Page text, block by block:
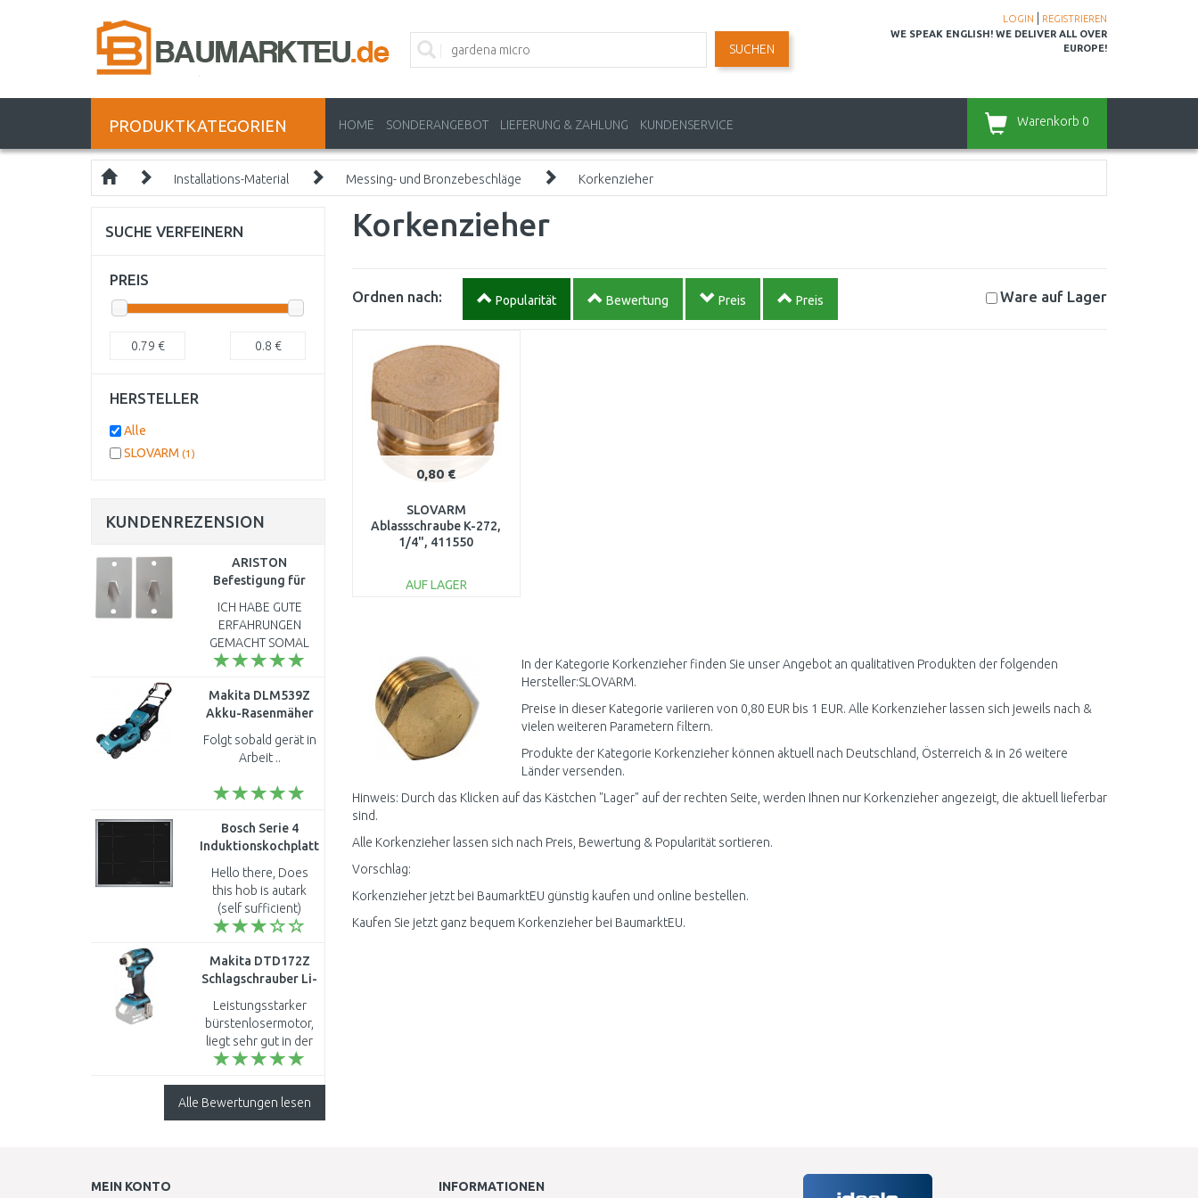
LOGIN
REGISTRIEREN
WE SPEAK ENGLISH! WE DELIVER ALL OVER
EUROPE!
SUCHEN
PRODUKTKATEGORIEN HOME SONDERANGEBOT LIEFERUNG & ZAHLUNG KUNDENSERVICE Warenkorb 0
Installations-Material Messing- und Bronzebeschläge Korkenzieher
Korkenzieher
Ordnen nach: Popularität Bewertung Preis Preis Ware auf Lager
0,80 €
SLOVARM
Ablassschraube K-272,
1/4", 411550
AUF LAGER
Vergleichen
In der Kategorie Korkenzieher finden Sie unser Angebot an qualitativen Produkten der folgenden
Hersteller:SLOVARM.
Preise in dieser Kategorie variieren von 0,80 EUR bis 1 EUR. Alle Korkenzieher lassen sich jeweils nach &
vielen weiteren Parametern filtern.
Produkte der Kategorie Korkenzieher können aktuell nach Deutschland, Österreich & in 26 weitere
Länder versenden.
Hinweis: Durch das Klicken auf das Kästchen "Lager" auf der rechten Seite, werden Ihnen nur Korkenzieher angezeigt, die aktuell lieferbar
sind.
Alle Korkenzieher lassen sich nach Preis, Bewertung & Popularität sortieren.
Vorschlag:
Korkenzieher jetzt bei BaumarktEU günstig kaufen und online bestellen.
Kaufen Sie jetzt ganz bequem Korkenzieher bei BaumarktEU.
SUCHE VERFEINERN
PREIS
0.79 € 0.8 €
HERSTELLER
Alle
SLOVARM (1)
KUNDENREZENSION
ARISTON
Befestigung für
VELIS INOX 3852066
ICH HABE GUTE
ERFAHRUNGEN
GEMACHT SOMAL
ICH 2 PROBLEME
ERSTENS...DER
ARISTON VELIS EVO
PLUS 80 WIEGT JA
MIT WASSER CA. 110
Makita DLM539Z
Akku-Rasenmäher
530 mm Li-ion LXT
2x18V ohne akku
Folgt sobald gerät in
Arbeit ..
Bosch Serie 4
Induktionskochplatte
(60cm) PUE64KBB5E
Hello there, Does
this hob is autark
(self sufficient)
working separately
connected with oven
? Kind regards Salem..
Makita DTD172Z
Schlagschrauber Li-
(180Nm/18V/1/4")
ohne akku
Leistungsstarker
bürstenlosermotor,
liegt sehr gut in der
hand. ..
Alle Bewertungen lesen
MEIN KONTO INFORMATIONEN